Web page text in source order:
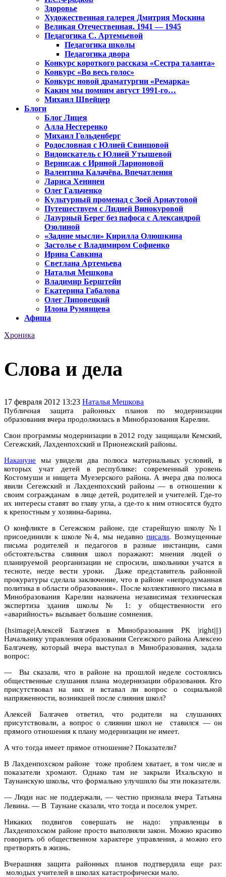
Здоровье
Художественная галерея Дмитрия Москина
Великая Отечественная. 1941 — 1945
Педагогика С. Артемьевой
Педагогика школы
Педагогика двора
Конкурс короткого рассказа «Сестра таланта»
Конкурс «Во весь голос»
Конкурс новой драматургии «Ремарка»
Каким мы помним август 1991-го…
Михаил Швейцер
Блоги
Блог Лицея
Алла Нестеренко
Михаил Гольденберг
Родословная с Юлией Свинцовой
Видоискатель с Юлией Утышевой
Вернисаж с Ириной Ларионовой
Валентина Калачёва. Впечатления
Лариса Хенинен
Олег Гальченко
Культурный променад с Зоей Арнаутовой
Путешествуем с Лидией Винокуровой
Лазурный Берег без пафоса с Александрой
Озолиной
«Задние мысли» Кирилла Олюшкина
Застолье с Владимиром Софиенко
Ирина Савкина
Светлана Артемьева
Наталья Мешкова
Владимир Берштейн
Екатерина Габалова
Олег Липовецкий
Илона Румянцева
Афиша
Хроника
Слова и дела
17 февраля 2012 13:23 Наталья Мешкова
Публичная защита районных планов по модернизации
образования вчера продолжилась в Минобразования Карелии.
Свои программы модернизации в 2012 году защищали Кемский,
Сегежский, Лахденпохский и Прионежский районы.
Накануне мы увидели два полюса материальных условий, в
которых учат детей в республике: современный уровень
Костомуши и нищета Муезерского района. А вчера два полюса
явили Сегежский и Лахденпохский районы — в отношении к
своим согражданам в лице детей, родителей и учителей. Где-то
их интересы ставят во главу угла, а где-то к ним относятся будто
к крепостным у хозяина-барина.
О конфликте в Сегежском районе, где старейшую школу №1
присоединили к школе №4, мы недавнописали. Возмущенные
письма родителей и педагогов в разные инстанции, сами
обстоятельства слияния школ поражают: мнения людей о
планируемой реорганизации не спросили, школьники учатся в
тесноте, негде вести уроки. Даже представитель районной
прокуратуры сделала заключение, что в районе «непродуманная
политика в области образования». После коллективного письма в
Минобразования Карелии назначена независимая техническая
экспертиза здания школы № 1: у общественности его
«аварийность» вызывает большие сомнения.
{hsimage|Алексей Балгачев в Минобразования РК |right|||}
Начальнику управления образования Сегежского района Алексею
Балгачеву, который вчера выступал в Минобразования, задала
вопрос:
— Вы сказали, что в районе на прошлой неделе состоялись
общественные слушания плана модернизации образования. Кто
присутствовал на них и вставал ли вопрос о социальной
напряженности, возникшей после слияния школ?
Алексей Балгачев ответил, что родители на слушаниях
присутствовали, а вопрос о слиянии школ не ставился — он
прямого отношения к плану модернизации не имеет.
А что тогда имеет прямое отношение? Показатели?
В Лахденпохском районе тоже проблем хватает, в том числе и
показатели хромают. Однако там не закрыли Ихальскую и
Таунанскую школы, что формально улучшило бы эти показатели.
— Люди нас не поддержали, — честно признала вчера Татьяна
Левина. — В Таунане сказали, что тогда и поселок умрет.
Никаких подвигов совершать не надо: управленцы в
Лахденпохском районе просто выполняли закон. Можно красиво
говорить об общественном характере управления, а можно его
претворять в жизнь.
Вчерашняя защита районных планов подтвердила еще раз:
молодых учителей в школах катастрофически мало.